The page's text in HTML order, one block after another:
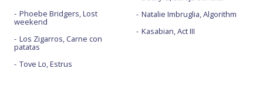
Phoebe Bridgers, Lost
weekend
Los Zigarros, Carne con
patatas
Tove Lo, Estrus
Natalie Imbruglia, Algorithm
Kasabian, Act III